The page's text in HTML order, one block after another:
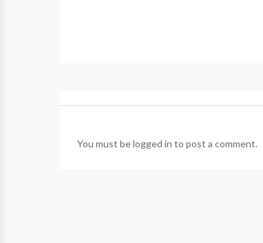
You must belogged in to post a comment.